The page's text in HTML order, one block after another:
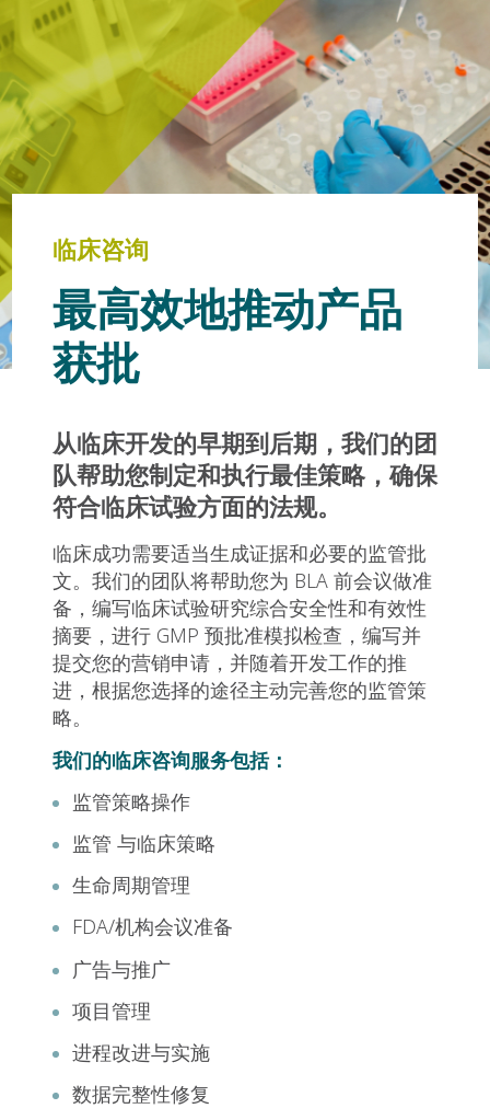
临床咨询
最高效地推动产品
获批
从临床开发的早期到后期，我们的团
队帮助您制定和执行最佳策略，确保
符合临床试验方面的法规。
临床成功需要适当生成证据和必要的监管批
文。我们的团队将帮助您为 BLA 前会议做准
备，编写临床试验研究综合安全性和有效性
摘要，进行 GMP 预批准模拟检查，编写并
提交您的营销申请，并随着开发工作的推
进，根据您选择的途径主动完善您的监管策
略。
我们的临床咨询服务包括：
监管策略操作
监管 与临床策略
生命周期管理
FDA/机构会议准备
广告与推广
项目管理
进程改进与实施
数据完整性修复